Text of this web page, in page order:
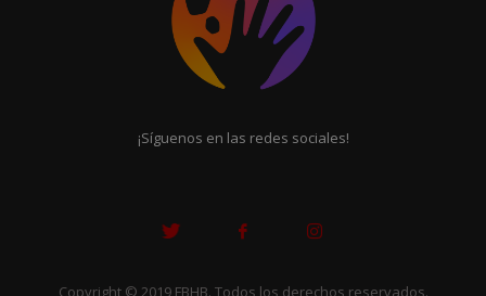
¡Síguenos en las redes sociales!